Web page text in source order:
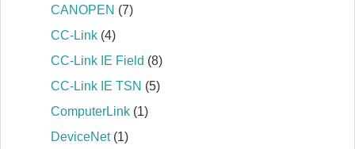
CANOPEN (7)
CC-Link (4)
CC-Link IE Field (8)
CC-Link IE TSN (5)
ComputerLink (1)
DeviceNet(1)